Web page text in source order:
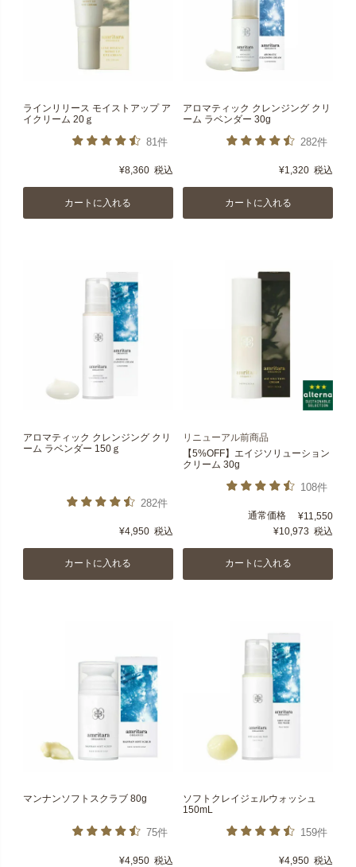
ラインリリース モイストアップ ア
イクリーム 20ｇ
81件
¥8,360 税込
カートに入れる
アロマティック クレンジング クリ
ーム ラベンダー 30g
282件
¥1,320 税込
カートに入れる
アロマティック クレンジング クリ
ーム ラベンダー 150ｇ
282件
¥4,950 税込
カートに入れる
リニューアル前商品
【5%OFF】エイジソリューション
クリーム 30g
108件
通常価格 ¥11,550
¥10,973 税込
カートに入れる
マンナンソフトスクラブ 80g
75件
¥4,950 税込
ソフトクレイジェルウォッシュ
150mL
159件
¥4,950 税込